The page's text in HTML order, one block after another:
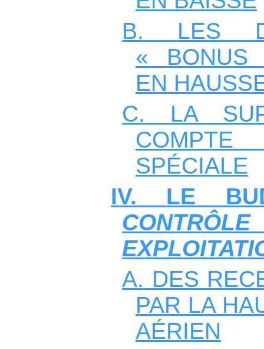
B.
LES
«
BONUS
EN
C.
LA
COMPTE
SPÉCIALE
IV.
LE
A. DES
PAR LA
AÉRIEN